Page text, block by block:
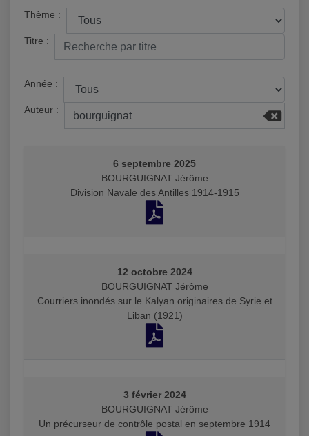
Thème :
Titre :
Année :
Auteur :
6 septembre 2025
BOURGUIGNAT Jérôme
Division Navale des Antilles 1914-1915
12 octobre 2024
BOURGUIGNAT Jérôme
Courriers inondés sur le Kalyan originaires de Syrie et
Liban (1921)
3 février 2024
BOURGUIGNAT Jérôme
Un précurseur de contrôle postal en septembre 1914